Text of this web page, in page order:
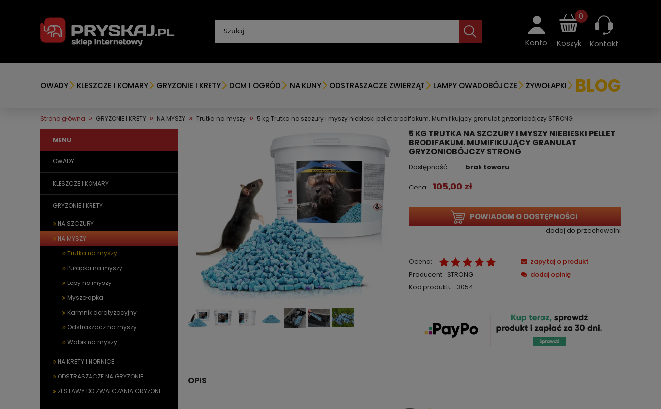
Konto Koszyk
0
Kontakt
OWADY KLESZCZE I KOMARY GRYZONIE I KRETY DOM I OGRÓD NA KUNY ODSTRASZACZE ZWIERZĄT LAMPY OWADOBÓJCZE ŻYWOŁAPKI BLOG
Strona główna » GRYZONIE I KRETY » NA MYSZY » Trutka na myszy » 5 kg Trutka na szczury i myszy niebieski pellet brodifakum. Mumifikujący granulat gryzoniobójczy STRONG
MENU
OWADY
KLESZCZE I KOMARY
GRYZONIE I KRETY
NA SZCZURY
NA MYSZY
Trutka na myszy
Pułapka na myszy
Lepy na myszy
Myszołapka
Karmnik deratyzacyjny
Odstraszacz na myszy
Wabik na myszy
NA KRETY I NORNICE
ODSTRASZACZE NA GRYZONIE
ZESTAWY DO ZWALCZANIA GRYZONI
5 KG TRUTKA NA SZCZURY I MYSZY NIEBIESKI PELLET
BRODIFAKUM. MUMIFIKUJĄCY GRANULAT
GRYZONIOBÓJCZY STRONG
Dostępność: brak towaru
Cena: 105,00 zł
POWIADOM O DOSTĘPNOŚCI
dodaj do przechowalni
Ocena:
Producent: STRONG
Kod produktu: 3054
zapytaj o produkt
dodaj opinię
OPIS